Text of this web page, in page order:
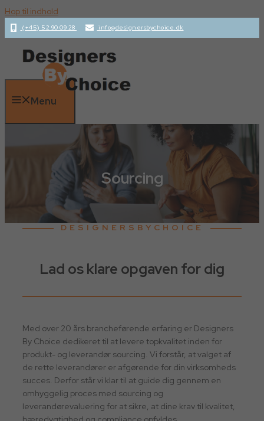
Hop til indhold
(+45) 52 90 09 28 info@designersbychoice.dk
Menu
Sourcing
DESIGNERSBYCHOICE
Lad os klare opgaven for dig
Med over 20 års brancheførende erfaring er Designers
By Choice dedikeret til at levere topkvalitet inden for
produkt- og leverandør sourcing. Vi forstår, at valget af
de rette leverandører er afgørende for din virksomheds
succes. Derfor står vi klar til at guide dig gennem en
omhyggelig proces med sourcing og
leverandørevaluering for at sikre, at dine krav til kvalitet,